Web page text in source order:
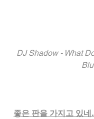
DJ Shadow - What
좋은 판을 가지고 있